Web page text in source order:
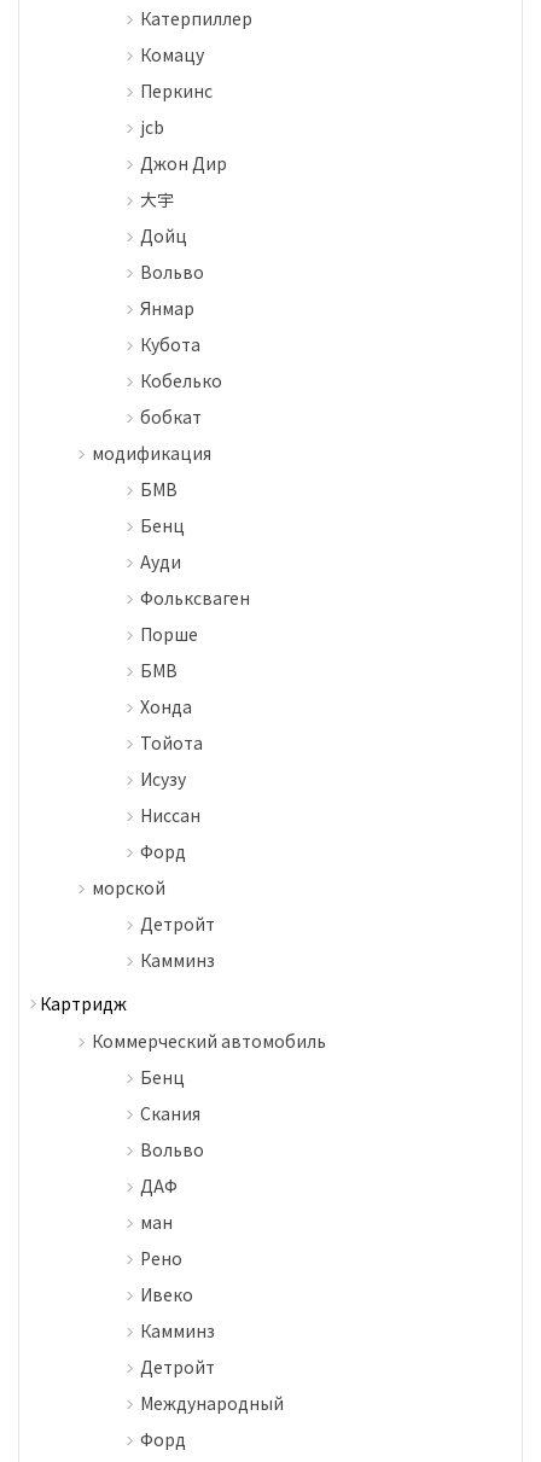
Катерпиллер
Комацу
Перкинс
jcb
Джон Дир
大宇
Дойц
Вольво
Янмар
Кубота
Кобелько
бобкат
модификация
БМВ
Бенц
Ауди
Фольксваген
Порше
БМВ
Хонда
Тойота
Исузу
Ниссан
Форд
морской
Детройт
Камминз
Картридж
Коммерческий автомобиль
Бенц
Скания
Вольво
ДАФ
ман
Рено
Ивеко
Камминз
Детройт
Международный
Форд